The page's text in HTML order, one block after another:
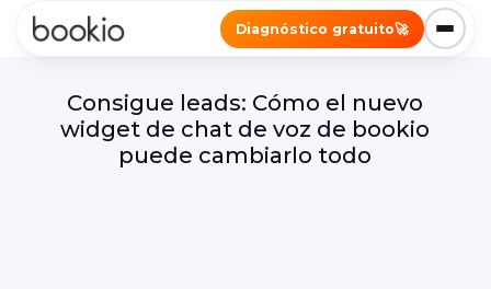
Diagnóstico gratuito🚀
Consigue leads: Cómo el nuevo
widget de chat de voz de bookio
puede cambiarlo todo